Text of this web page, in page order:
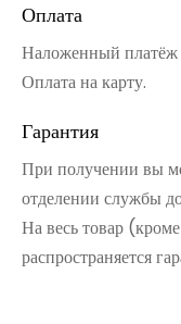
Оплата
Наложенный платёж
Оплата на карту.
Гарантия
При получении вы
отделении службы
На весь товар
распространяется